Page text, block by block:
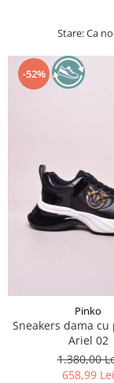
Stare: Ca
-52%
Pinko
Sneakers dama
Ariel 02
1.380,00
658,99 Lei